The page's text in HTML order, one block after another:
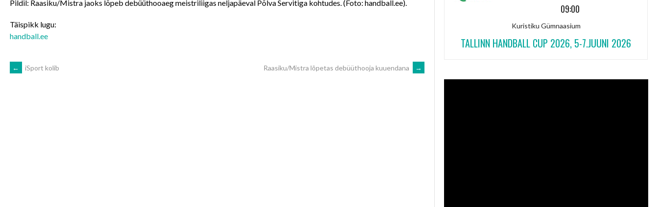
Pildil: Raasiku/Mistra jaoks lõpeb debüüthooaeg meistriliigas neljapäeval Põlva Servitiga kohtudes. (Foto: handball.ee).
Täispikk lugu:
handball.ee
POST
← iSport kolib Raasiku/Mistra lõpetas debüüthooja kuuendana →
09:00
Kuristiku Gümnaasium
TALLINN HANDBALL CUP 2026, 5-7.JUUNI 2026